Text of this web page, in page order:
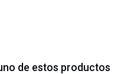
de estos productos